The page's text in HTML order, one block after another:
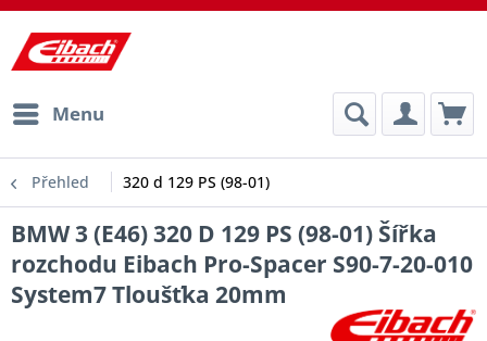
Menu
Přehled 320 d 129 PS (98-01)
BMW 3 (E46) 320 D 129 PS (98-01) Šířka
rozchodu Eibach Pro-Spacer S90-7-20-010
System7 Tloušťka 20mm